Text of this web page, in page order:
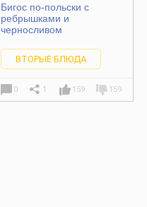
Бигос по-польски с
ребрышками и
черносливом
ВТОРЫЕ БЛЮДА
0 1 159 159